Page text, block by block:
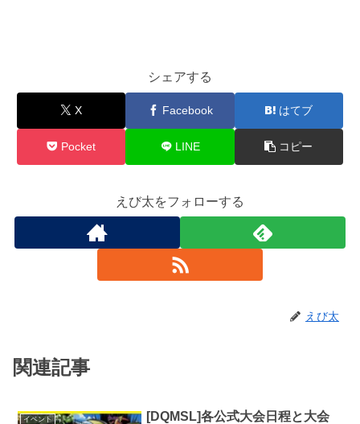
シェアする
X Facebook はてブ
Pocket LINE コピー
えび太をフォローする
えび太
関連記事
イベント
[DQMSL]各公式大会日程と大会